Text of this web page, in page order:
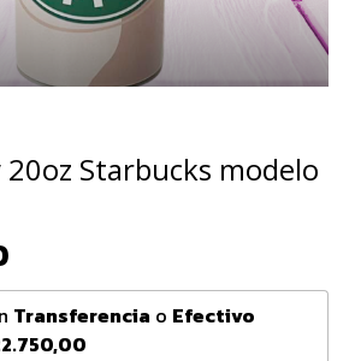
20oz Starbucks modelo
Transferencia o Efectivo